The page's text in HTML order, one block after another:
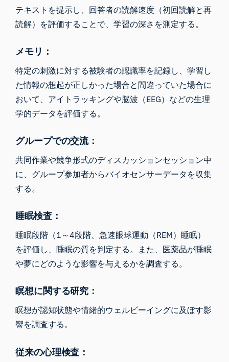
テキストを提示し、回答者の読解速度（初回読解と再
読解）を評価することで、学習の深さを測定する。
メモリ：
特定の刺激に対する被験者の認識率を記録し、学習し
た情報の想起が正しかった場合と間違っていた場合に
おいて、アイトラッキングや脳波（EEG）などの生理
学的データを評価する。
グループでの交流：
共同作業や競争形式のディスカッションセッション中
に、グループ参加者からバイオセンサーデータを収集
する。
睡眠検査：
睡眠段階（1～4段階、急速眼球運動（REM）睡眠）
を評価し、睡眠の質を判定する。また、医薬品が睡眠
や夢にどのような影響を与えるかを調査する。
瞑想に関する研究：
瞑想が認知状態や情緒的ウェルビーイングに及ぼす影
響を調査する。
従来の心理検査 ：